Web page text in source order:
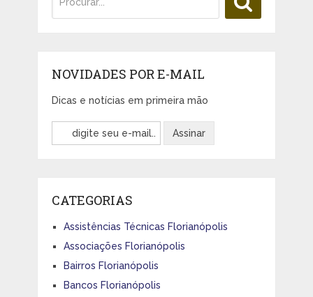
NOVIDADES POR E-MAIL
Dicas e notícias em primeira mão
CATEGORIAS
Assistências Técnicas Florianópolis
Associações Florianópolis
Bairros Florianópolis
Bancos Florianópolis